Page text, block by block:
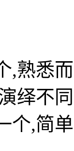
,熟悉
绎不
个,简